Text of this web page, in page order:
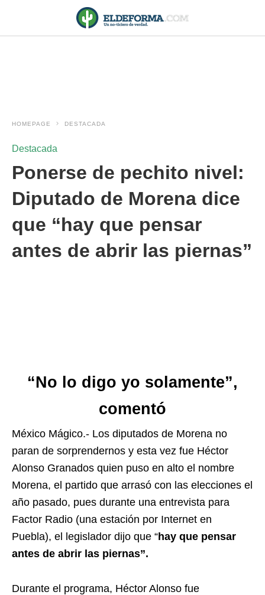
HOMEPAGE DESTACADA
Destacada
Ponerse de pechito nivel:
Diputado de Morena dice
que “hay que pensar
antes de abrir las piernas”
“No lo digo yo solamente”,
comentó
México Mágico.- Los diputados de Morena no
paran de sorprendernos y esta vez fue Héctor
Alonso Granados quien puso en alto el nombre
Morena, el partido que arrasó con las elecciones el
año pasado, pues durante una entrevista para
Factor Radio (una estación por Internet en
Puebla), el legislador dijo que “hay que pensar
antes de abrir las piernas”.
Durante el programa, Héctor Alonso fue